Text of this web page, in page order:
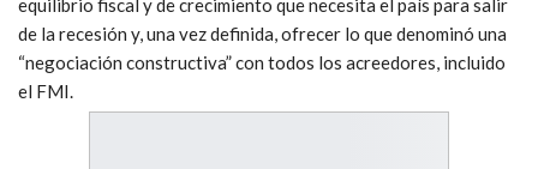
equilibrio fiscal y de crecimiento que necesita el país para salir
de la recesión y, una vez definida, ofrecer lo que denominó una
“negociación constructiva” con todos los acreedores, incluido
el FMI.